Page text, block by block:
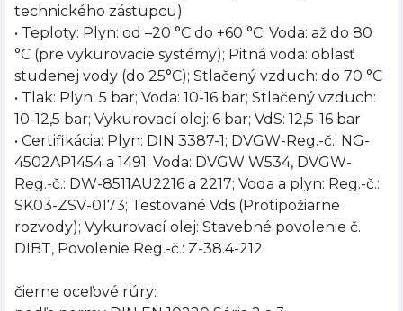
technického zástupcu)
• Teploty: Plyn: od –20 °C do +60 °C; Voda: až do 80
°C (pre vykurovacie systémy); Pitná voda: oblasť
studenej vody (do 25°C); Stlačený vzduch: do 70 °C
• Tlak: Plyn: 5 bar; Voda: 10-16 bar; Stlačený vzduch:
10-12,5 bar; Vykurovací olej: 6 bar; VdS: 12,5-16 bar
• Certifikácia: Plyn: DIN 3387-1; DVGW-Reg.-č.: NG-
4502AP1454 a 1491; Voda: DVGW W534, DVGW-
Reg.-č.: DW-8511AU2216 a 2217; Voda a plyn: Reg.-č.:
SK03-ZSV-0173; Testované Vds (Protipožiarne
rozvody); Vykurovací olej: Stavebné povolenie č.
DIBT, Povolenie Reg.-č.: Z-38.4-212
čierne oceľové rúry: